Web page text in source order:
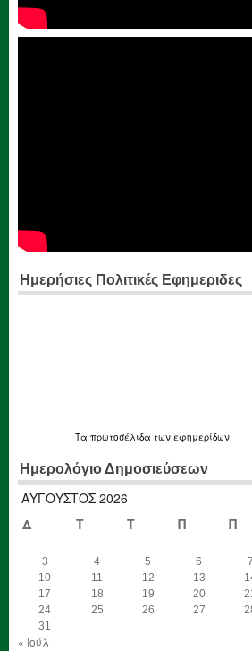
Ημερήσιες Πολιτικές Εφημεριδες
Τα πρωτοσέλιδα των εφημερίδων
Ημερολόγιο Δημοσιεύσεων
ΑΎΓΟΥΣΤΟΣ 2026
Δ
Τ Τ Π Π
3
4 5 6 7
10
11 12 13
17
18 19 20
24
25 26 27
31
« Ιούλ